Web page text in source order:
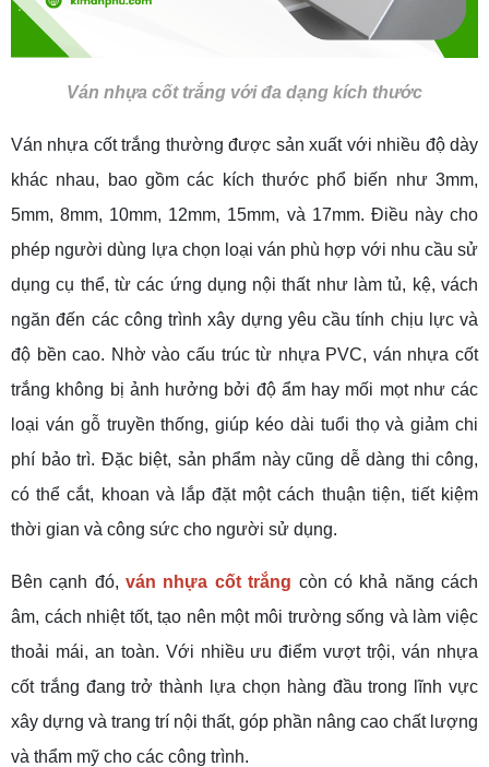
Ván nhựa cốt trắng với đa dạng kích thước
Ván nhựa cốt trắng thường được sản xuất với nhiều độ dày
khác nhau, bao gồm các kích thước phổ biến như 3mm,
5mm, 8mm, 10mm, 12mm, 15mm, và 17mm. Điều này cho
phép người dùng lựa chọn loại ván phù hợp với nhu cầu sử
dụng cụ thể, từ các ứng dụng nội thất như làm tủ, kệ, vách
ngăn đến các công trình xây dựng yêu cầu tính chịu lực và
độ bền cao. Nhờ vào cấu trúc từ nhựa PVC, ván nhựa cốt
trắng không bị ảnh hưởng bởi độ ẩm hay mối mọt như các
loại ván gỗ truyền thống, giúp kéo dài tuổi thọ và giảm chi
phí bảo trì. Đặc biệt, sản phẩm này cũng dễ dàng thi công,
có thể cắt, khoan và lắp đặt một cách thuận tiện, tiết kiệm
thời gian và công sức cho người sử dụng.
Bên cạnh đó,ván nhựa cốt trắng còn có khả năng cách
âm, cách nhiệt tốt, tạo nên một môi trường sống và làm việc
thoải mái, an toàn. Với nhiều ưu điểm vượt trội, ván nhựa
cốt trắng đang trở thành lựa chọn hàng đầu trong lĩnh vực
xây dựng và trang trí nội thất, góp phần nâng cao chất lượng
và thẩm mỹ cho các công trình.